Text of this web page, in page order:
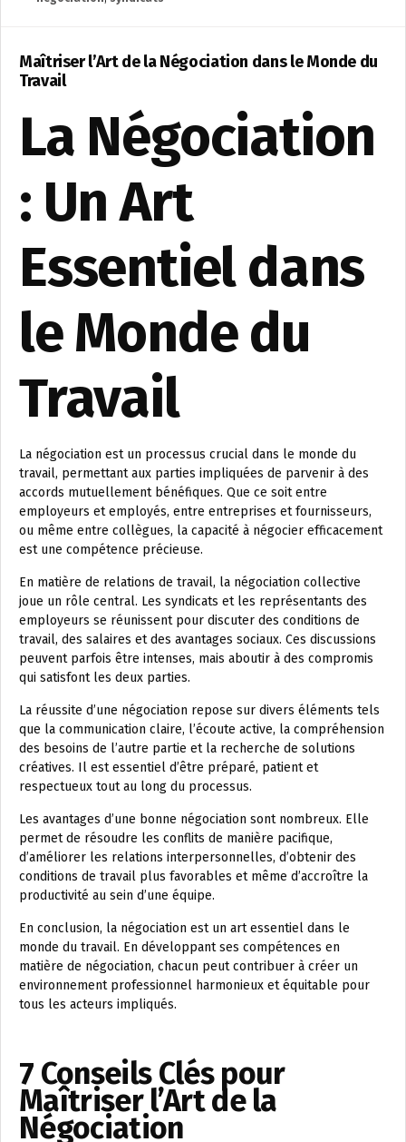
Maîtriser l’Art de la Négociation dans le Monde du
Travail
La Négociation
: Un Art
Essentiel dans
le Monde du
Travail
La négociation est un processus crucial dans le monde du
travail, permettant aux parties impliquées de parvenir à des
accords mutuellement bénéfiques. Que ce soit entre
employeurs et employés, entre entreprises et fournisseurs,
ou même entre collègues, la capacité à négocier efficacement
est une compétence précieuse.
En matière de relations de travail, la négociation collective
joue un rôle central. Les syndicats et les représentants des
employeurs se réunissent pour discuter des conditions de
travail, des salaires et des avantages sociaux. Ces discussions
peuvent parfois être intenses, mais aboutir à des compromis
qui satisfont les deux parties.
La réussite d’une négociation repose sur divers éléments tels
que la communication claire, l’écoute active, la compréhension
des besoins de l’autre partie et la recherche de solutions
créatives. Il est essentiel d’être préparé, patient et
respectueux tout au long du processus.
Les avantages d’une bonne négociation sont nombreux. Elle
permet de résoudre les conflits de manière pacifique,
d’améliorer les relations interpersonnelles, d’obtenir des
conditions de travail plus favorables et même d’accroître la
productivité au sein d’une équipe.
En conclusion, la négociation est un art essentiel dans le
monde du travail. En développant ses compétences en
matière de négociation, chacun peut contribuer à créer un
environnement professionnel harmonieux et équitable pour
tous les acteurs impliqués.
7 Conseils Clés pour
Maîtriser l’Art de la
Négociation